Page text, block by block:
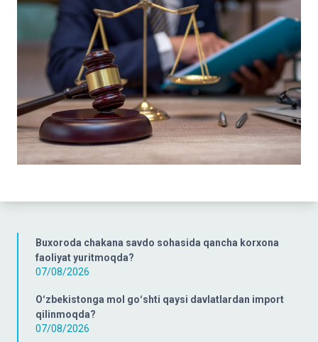
Buxoroda chakana savdo sohasida qancha korxona
faoliyat yuritmoqda?
07/08/2026
Oʻzbekistonga mol goʻshti qaysi davlatlardan import
qilinmoqda?
07/08/2026